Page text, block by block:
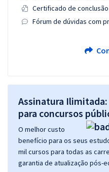
Certificado de conclusão
Fórum de dúvidas com
Assinatura Ilimitada:
para concursos
O melhor custo
benefício para os seus
mil cursos para todas as
garantia de atualização pós-